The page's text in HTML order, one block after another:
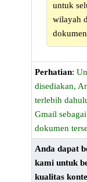
untuk
wilayah
Perhatian:
disediakan,
terlebih
Gmail
dokumen
Anda dapat
kami untuk
kualitas